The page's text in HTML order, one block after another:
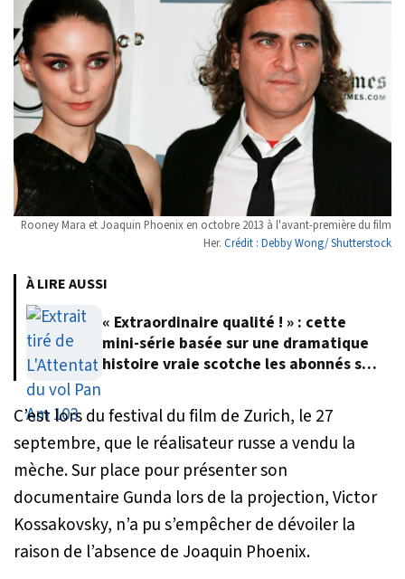
Rooney Mara et Joaquin Phoenix en octobre 2013 à l'avant-première du film
Her. Crédit : Debby Wong/ Shutterstock
À LIRE AUSSI
« Extraordinaire qualité ! » : cette
mini-série basée sur une dramatique
histoire vraie scotche les abonnés sur
C’est lors du festival du film de Zurich, le 27
septembre, que le réalisateur russe a vendu la
mèche. Sur place pour présenter son
documentaire Gunda lors de la projection, Victor
Kossakovsky, n’a pu s’empêcher de dévoiler la
raison de l’absence de Joaquin Phoenix.